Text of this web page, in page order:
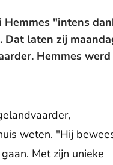
"intens
laten zij
Hemmes werd
weten. "Hij
Met zijn unieke